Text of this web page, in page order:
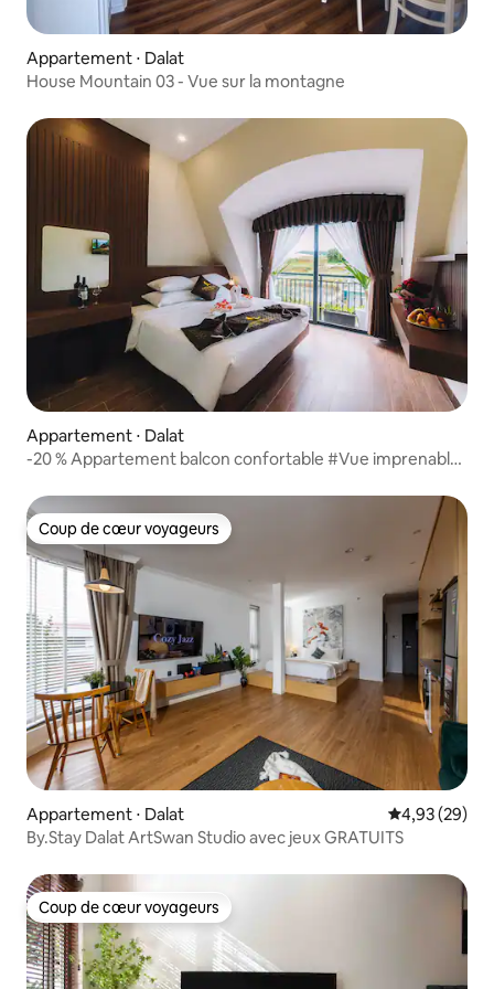
Appartement ⋅ Dalat
House Mountain 03 - Vue sur la montagne
Appartement ⋅ Dalat
-20 % Appartement balcon confortable #Vue imprenable
Coup de cœur voyageurs
Coup de cœur voyageurs
Appartement ⋅ Dalat Évaluation
4,93 (29)
By.Stay Dalat ArtSwan Studio avec jeux GRATUITS
Coup de cœur voyageurs
Coup de cœur voyageurs